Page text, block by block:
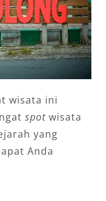
wisata ini
spotwisata
yang
Anda